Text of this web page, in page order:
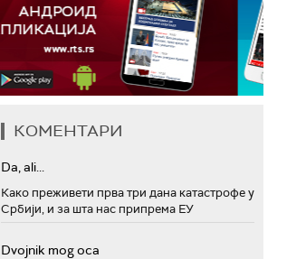
КОМЕНТАРИ
Da, ali...
Како преживети прва три дана катастрофе у
Србији, и за шта нас припрема ЕУ
Dvojnik mog oca